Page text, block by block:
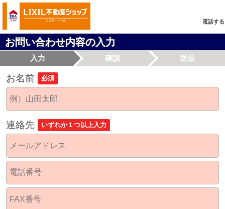
電話する
お問い合わせ内容の入力
入力 確認 送信
お名前 必須
連絡先 いずれか１つ以上入力